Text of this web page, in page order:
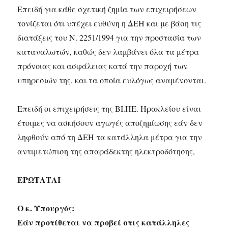
Επειδή για κάθε σχετική ζημία των επιχειρήσεων
τονίζεται ότι υπέχει ευθύνη η ΔΕΗ και με βάση τις
διατάξεις του Ν. 2251/1994 για την προστασία των
καταναλωτών, καθώς δεν λαμβάνει όλα τα μέτρα
πρόνοιας και ασφάλειας κατά την παροχή των
υπηρεσιών της, και τα οποία ευλόγως αναμένονται.
Επειδή οι επιχειρήσεις της ΒΙ.ΠΕ. Ηρακλείου είναι
έτοιμες να ασκήσουν αγωγές αποζημίωσης εάν δεν
ληφθούν από τη ΔΕΗ τα κατάλληλα μέτρα για την
αντιμετώπιση της απαράδεκτης ηλεκτροδότησης,
ΕΡΩΤΑΤΑΙ
Ο κ. Υπουργός:
Εάν προτίθεται να προβεί στις κατάλληλες